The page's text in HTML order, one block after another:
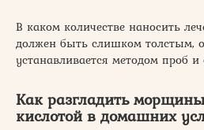
В каком количестве наносить
должен быть слишком толстым,
устанавливается методом проб
Как разгладить
кислотой в домашних